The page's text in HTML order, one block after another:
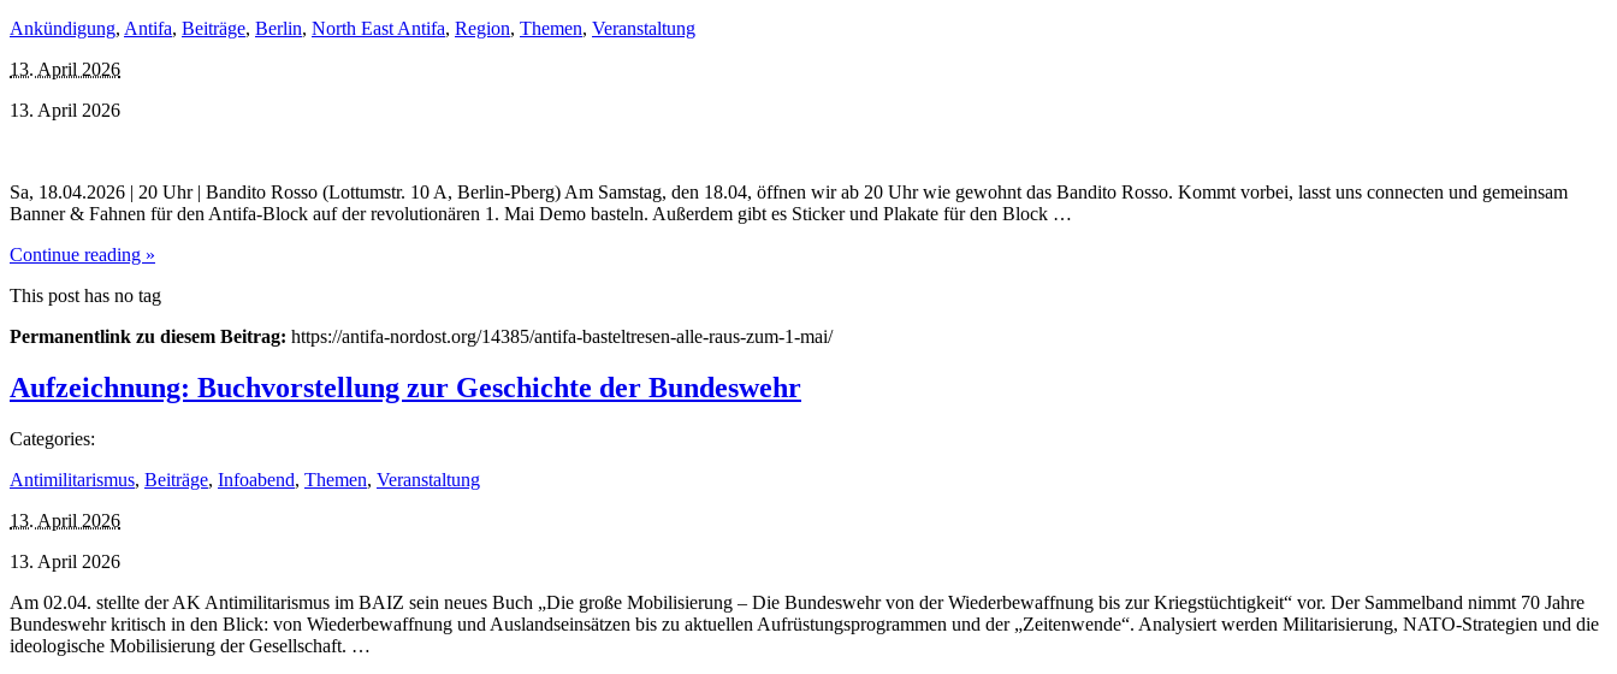
Ankündigung, Antifa, Beiträge, Berlin, North East Antifa, Region, Themen, Veranstaltung
13. April 2026
13. April 2026
Sa, 18.04.2026 | 20 Uhr | Bandito Rosso (Lottumstr. 10 A, Berlin-Pberg) Am Samstag, den 18.04, öffnen wir ab 20 Uhr wie gewohnt das Bandito Rosso. Kommt vorbei, lasst uns connecten und gemeinsam
Banner & Fahnen für den Antifa-Block auf der revolutionären 1. Mai Demo basteln. Außerdem gibt es Sticker und Plakate für den Block …
Continue reading »
This post has no tag
Permanentlink zu diesem Beitrag: https://antifa-nordost.org/14385/antifa-basteltresen-alle-raus-zum-1-mai/
Aufzeichnung: Buchvorstellung zur Geschichte der Bundeswehr
Categories:
Antimilitarismus, Beiträge, Infoabend, Themen, Veranstaltung
13. April 2026
13. April 2026
Am 02.04. stellte der AK Antimilitarismus im BAIZ sein neues Buch „Die große Mobilisierung – Die Bundeswehr von der Wiederbewaffnung bis zur Kriegstüchtigkeit“ vor. Der Sammelband nimmt 70 Jahre
Bundeswehr kritisch in den Blick: von Wiederbewaffnung und Auslandseinsätzen bis zu aktuellen Aufrüstungsprogrammen und der „Zeitenwende“. Analysiert werden Militarisierung, NATO-Strategien und die
ideologische Mobilisierung der Gesellschaft. …